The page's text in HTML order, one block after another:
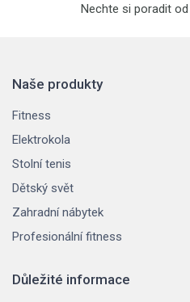
Nechte si poradit
Naše produkty
Fitness
Elektrokola
Stolní tenis
Dětský svět
Zahradní nábytek
Profesionální fitness
Důležité informace